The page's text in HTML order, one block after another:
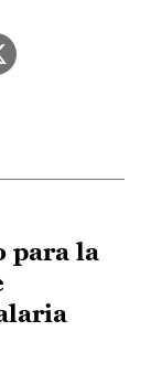
para la